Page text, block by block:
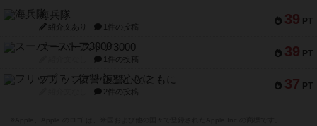
39 PT
海兵隊
紹介文あり 1件の投稿
39 PT
スーパーストア3000
1件の投稿
37 PT
フリップ７：復讐心とともに
2件の投稿